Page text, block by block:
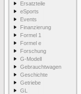
Ersatzteile
eSports
Events
Finanzierung
Formel 1
Formel e
Forschung
G-Modell
Gebrauchtwagen
Geschichte
Getriebe
GL